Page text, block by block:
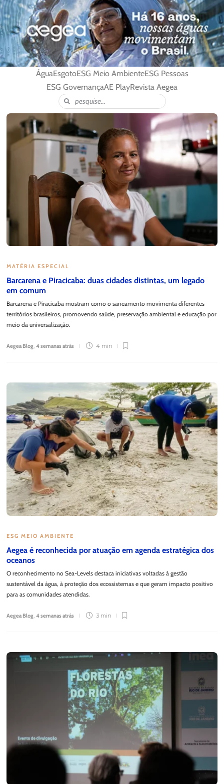
ÁguaEsgotoESG Meio AmbienteESG Pessoas
ESG GovernançaAE PlayRevista Aegea
MATÉRIA ESPECIAL
Barcarena e Piracicaba: duas cidades distintas, um legado
em comum
Barcarena e Piracicaba mostram como o saneamento movimenta diferentes
territórios brasileiros, promovendo saúde, preservação ambiental e educação por
meio da universalização.
Aegea Blog,4 semanas atrás 4 min
ESG MEIO AMBIENTE
Aegea é reconhecida por atuação em agenda estratégica dos
oceanos
O reconhecimento no Sea-Levels destaca iniciativas voltadas à gestão
sustentável da água, à proteção dos ecossistemas e que geram impacto positivo
para as comunidades atendidas.
Aegea Blog ,4 semanas atrás 3 min